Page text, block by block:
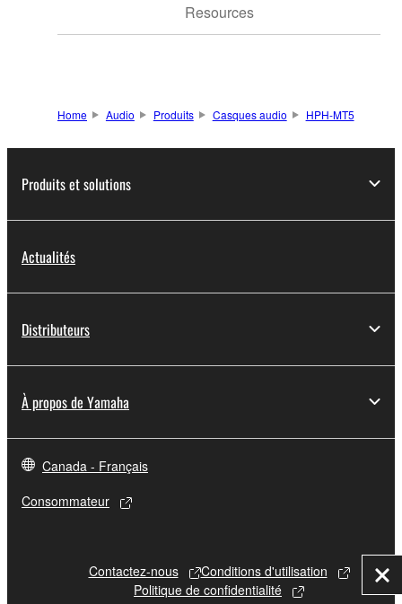
Resources
Home Audio Produits Casques audio HPH-MT5
Produits et solutions
Actualités
Distributeurs
À propos de Yamaha
Canada - Français
Consommateur
Contactez-nous
Conditions d'utilisation
Politique de confidentialité